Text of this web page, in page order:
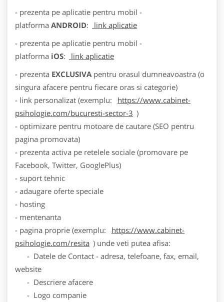
- prezenta pe aplicatie pentru mobil -
platforma ANDROID:
link aplicatie
- prezenta pe aplicatie pentru mobil -
platforma iOS:
link aplicatie
- prezenta EXCLUSIVA pentru orasul dumneavoastra (o
singura afacere pentru fiecare oras si categorie)
- link personalizat (exemplu:
https://www.cabinet-
psihologie.com/bucuresti-sector-3 )
- optimizare pentru motoare de cautare (SEO pentru
pagina promovata)
- prezenta activa pe retelele sociale (promovare pe
Facebook, Twitter, GooglePlus)
- suport tehnic
- adaugare oferte speciale
- hosting
- mentenanta
- pagina proprie (exemplu:
https://www.cabinet-
psihologie.com/resita ) unde veti putea afisa:
- Datele de Contact - adresa, telefoane, fax, email,
website
- Descriere afacere
- Logo companie